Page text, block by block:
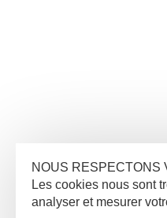
NOUS RESPECTONS
Les cookies nous sont
analyser et mesurer